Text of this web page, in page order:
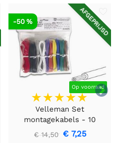

AFGEPRIJSD
Op voorraad
-50 %
Velleman Set
montagekabels - 10
kleuren - 60m - flexibele
kern (multi core)
€ 14,50 € 7,25